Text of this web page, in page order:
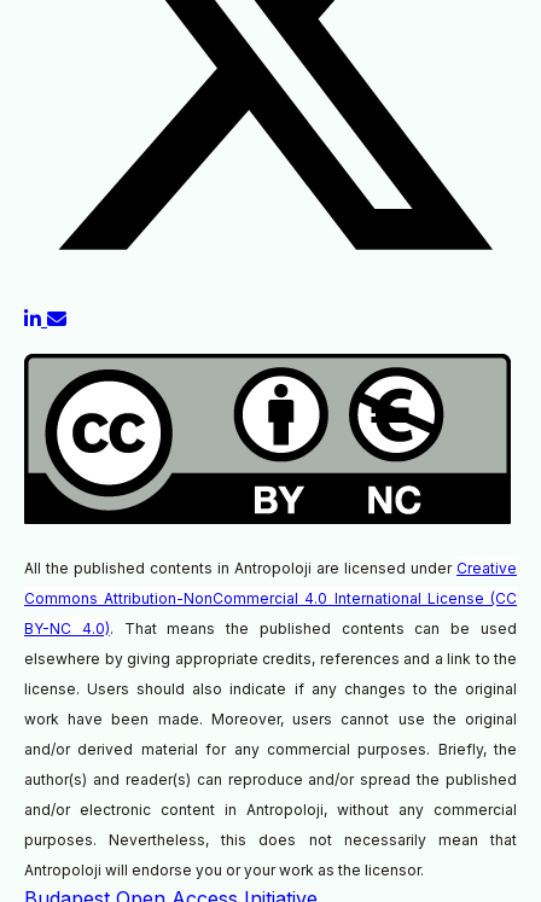
All the published contents in Antropoloji are licensed under Creative
Commons Attribution-NonCommercial 4.0 International License (CC
BY-NC 4.0). That means the published contents can be used
elsewhere by giving appropriate credits, references and a link to the
license. Users should also indicate if any changes to the original
work have been made. Moreover, users cannot use the original
and/or derived material for any commercial purposes. Briefly, the
author(s) and reader(s) can reproduce and/or spread the published
and/or electronic content in Antropoloji, without any commercial
purposes. Nevertheless, this does not necessarily mean that
Antropoloji will endorse you or your work as the licensor.